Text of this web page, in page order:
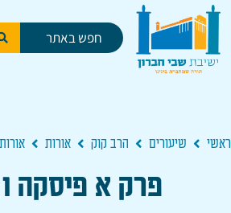
ראשי שיעורים הרב קוק אורות
פרק א פיסקה ו | אורות ישראל [8]